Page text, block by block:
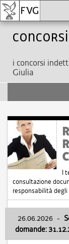
Concorsi
i concorsi
Giulia
I
consultazione
responsabilità
26.06.2026 -
domande: